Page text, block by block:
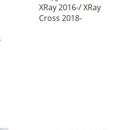
XRay 2016-/ XRay
Cross 2018-